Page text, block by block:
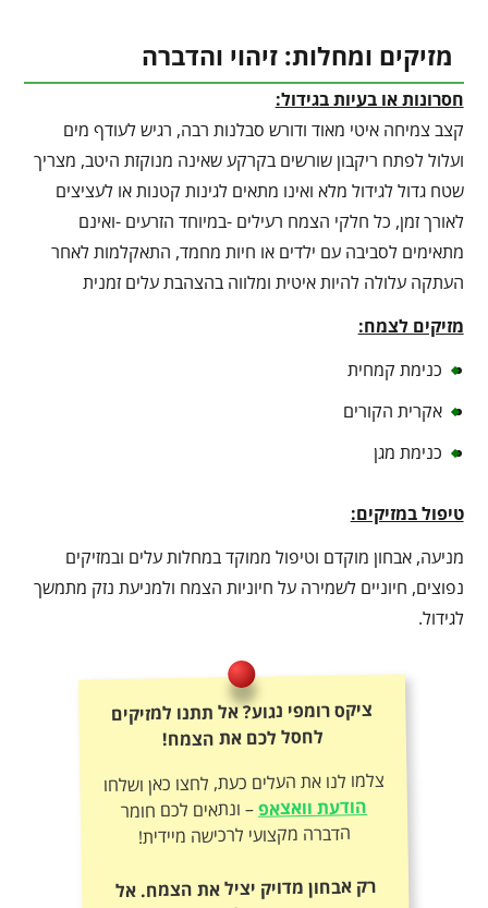
מזיקים ומחלות: זיהוי והדברה
חסרונות או בעיות בגידול:
קצב צמיחה איטי מאוד ודורש סבלנות רבה, רגיש לעודף מים
ועלול לפתח ריקבון שורשים בקרקע שאינה מנוקזת היטב, מצריך
שטח גדול לגידול מלא ואינו מתאים לגינות קטנות או לעציצים
לאורך זמן, כל חלקי הצמח רעילים -במיוחד הזרעים -ואינם
מתאימים לסביבה עם ילדים או חיות מחמד, התאקלמות לאחר
העתקה עלולה להיות איטית ומלווה בהצהבת עלים זמנית
מזיקים לצמח:
כנימת קמחית
אקרית הקורים
כנימת מגן
טיפול במזיקים:
מניעה, אבחון מוקדם וטיפול ממוקד במחלות עלים ובמזיקים
נפוצים, חיוניים לשמירה על חיוניות הצמח ולמניעת נזק מתמשך
לגידול.
ציקס רומפי נגוע? אל תתנו למזיקים
לחסל לכם את הצמח!
צלמו לנו את העלים כעת, לחצו כאן ושלחו
הודעת וואצאפ– ונתאים לכם חומר
הדברה מקצועי לרכישה מיידית!
רק אבחון מדויק יציל את הצמח. אל